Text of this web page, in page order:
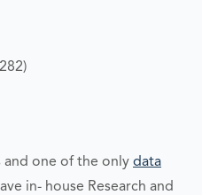
and one of the only data
in- house Research and